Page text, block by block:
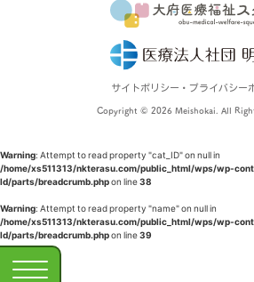
サイトポリシー・プライバシー
Copyright © 2026 Meishokai. All
Warning: Attempt to read property "cat_ID" on null in
/home/xs511313/nkterasu.com/public_html/wps/wp-
ld/parts/breadcrumb.phpon line38
Warning: Attempt to read property "name" on null in
/home/xs511313/nkterasu.com/public_html/wps/wp-
ld/parts/breadcrumb.phpon line39